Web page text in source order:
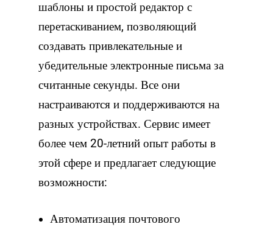
шаблоны и простой редактор с
перетаскиванием, позволяющий
создавать привлекательные и
убедительные электронные письма за
считанные секунды. Все они
настраиваются и поддерживаются на
разных устройствах. Сервис имеет
более чем 20-летний опыт работы в
этой сфере и предлагает следующие
возможности:
Автоматизация почтового